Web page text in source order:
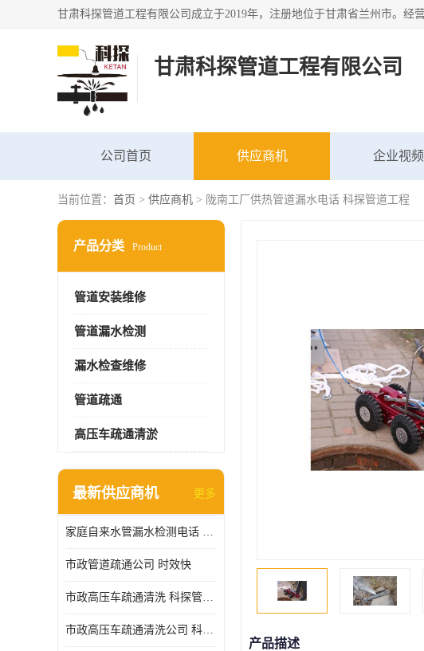
甘肃科探管道工程有限公司
公司首页 供应商机 企业视频
当前位置： 首页 > 供应商机 > 陇南工厂供热管道漏水电话 科探管道工程
产品分类 Product
管道安装维修
管道漏水检测
漏水检查维修
管道疏通
高压车疏通清淤
最新供应商机 更多
家庭自来水管漏水检测电话 服务周到
市政管道疏通公司 时效快
市政高压车疏通清洗 科探管道工程 设备齐
市政高压车疏通清洗公司 科探管道工程 经验丰富
产品描述